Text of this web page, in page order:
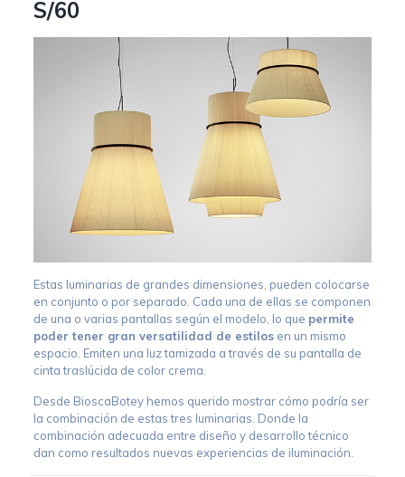
S/60
Estas luminarias de grandes dimensiones, pueden colocarse
en conjunto o por separado. Cada una de ellas se componen
de una o varias pantallas según el modelo, lo que permite
poder tener gran versatilidad de estilosen un mismo
espacio. Emiten una luz tamizada a través de su pantalla de
cinta traslúcida de color crema.
Desde BioscaBotey hemos querido mostrar cómo podría ser
la combinación de estas tres luminarias. Donde la
combinación adecuada entre diseño y desarrollo técnico
dan como resultados nuevas experiencias de iluminación.